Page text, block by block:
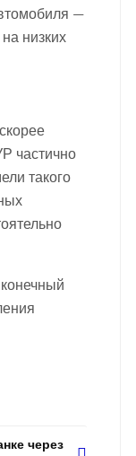
—
низких
частично
такого
через